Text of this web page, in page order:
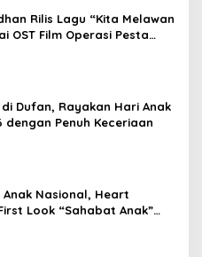
Rilis Lagu “Kita Melawan
OST Film Operasi Pesta
Dufan, Rayakan Hari Anak
dengan Penuh Keceriaan
Nasional, Heart
Look “Sahabat Anak”